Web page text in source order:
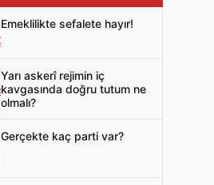
Emeklilikte sefalete hayır!
Yarı askerî rejimin iç
kavgasında doğru tutum ne
olmalı?
Gerçekte kaç parti var?